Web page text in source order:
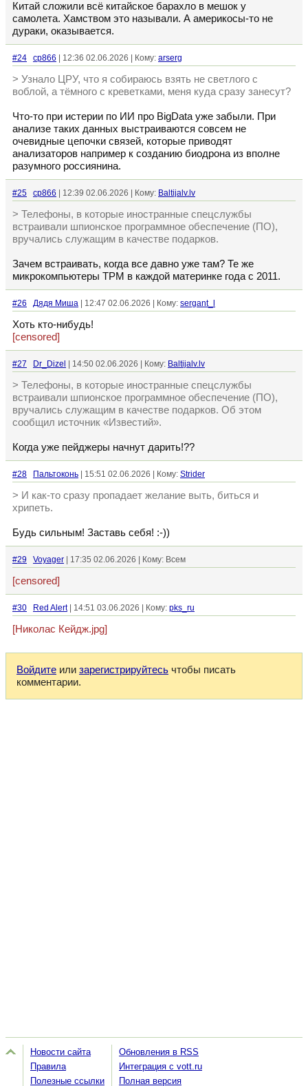
Китай сложили всё китайское барахло в мешок у
самолета. Хамством это называли. А америкосы-то не
дураки, оказывается.
#24 cp866 | 12:36 02.06.2026 | Кому: arserg
> Узнало ЦРУ, что я собираюсь взять не светлого с
воблой, а тëмного с креветками, меня куда сразу занесут?
Что-то при истерии по ИИ про BigData уже забыли. При
анализе таких данных выстраиваются совсем не
очевидные цепочки связей, которые приводят
анализаторов например к созданию биодрона из вполне
разумного россиянина.
#25 cp866 | 12:39 02.06.2026 | Кому: Baltijalv.lv
> Телефоны, в которые иностранные спецслужбы
встраивали шпионское программное обеспечение (ПО),
вручались служащим в качестве подарков.
Зачем встраивать, когда все давно уже там? Те же
микрокомпьютеры TPM в каждой материнке года с 2011.
#26 Дядя Миша | 12:47 02.06.2026 | Кому: sergant_l
Хоть кто-нибудь!
[censored]
#27 Dr_Dizel | 14:50 02.06.2026 | Кому: Baltijalv.lv
> Телефоны, в которые иностранные спецслужбы
встраивали шпионское программное обеспечение (ПО),
вручались служащим в качестве подарков. Об этом
сообщил источник «Известий».
Когда уже пейджеры начнут дарить!??
#28 Пальтоконь | 15:51 02.06.2026 | Кому: Strider
> И как-то сразу пропадает желание выть, биться и
хрипеть.
Будь сильным! Заставь себя! :-))
#29 Voyager | 17:35 02.06.2026 | Кому: Всем
[censored]
#30 Red Alert| 14:51 03.06.2026 | Кому: pks_ru
[Николас Кейдж.jpg]
Войдите или зарегистрируйтесь чтобы писать
комментарии.
Новости сайта
Правила
Полезные ссылки
Обновления в RSS
Интеграция с vott.ru
Полная версия